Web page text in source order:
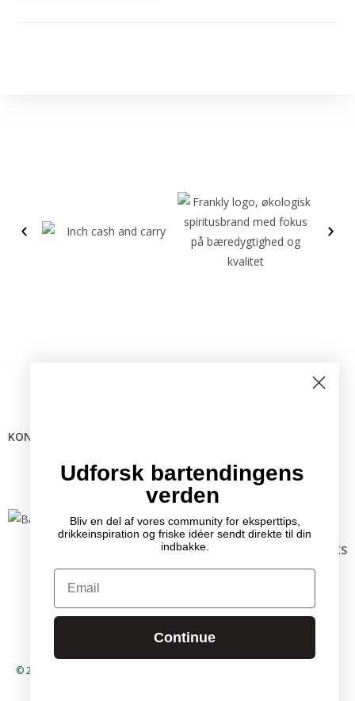
KONTAKTINFO
+45 25 39 36 37
RELEVANTE LINKS
Handelsbetingelser
© 2026 – Bartender.dk by Mixology International
Udforsk bartendingens
verden
Bliv en del af vores community for eksperttips,
drikkeinspiration og friske idéer sendt direkte til din
indbakke.
Email
Continue